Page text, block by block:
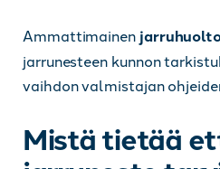
Ammattimainen
jarrunesteen kunnon
vaihdon valmistajan
Mistä tietää